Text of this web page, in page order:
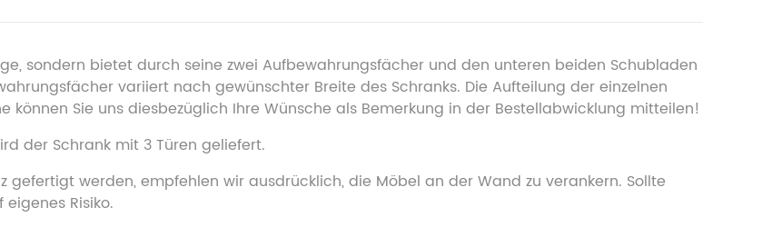
sondern bietet durch seine zwei Aufbewahrungsfächer und den unteren beiden Schubladen
variiert nach gewünschter Breite des Schranks. Die Aufteilung der einzelnen
können Sie uns diesbezüglich Ihre Wünsche als Bemerkung in der Bestellabwicklung mitteilen!
der Schrank mit 3 Türen geliefert.
werden, empfehlen wir ausdrücklich, die Möbel an der Wand zu verankern. Sollte
Risiko.